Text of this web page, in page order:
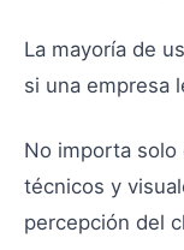
La mayoría de
si una empresa
No importa solo
técnicos y
percepción del